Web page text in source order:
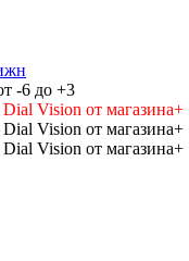
-6 до +3